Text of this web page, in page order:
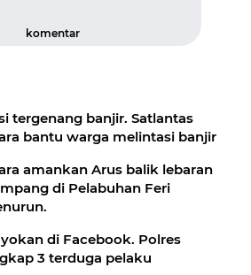
komentar
tergenang banjir. Satlantas
bantu warga melintasi banjir
amankan Arus balik lebaran
di Pelabuhan Feri
di Facebook. Polres
3 terduga pelaku